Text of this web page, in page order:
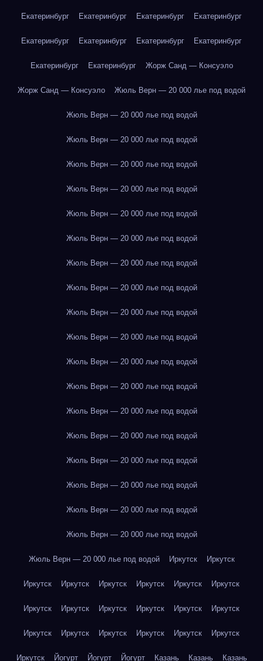
Екатеринбург Екатеринбург Екатеринбург Екатеринбург
Екатеринбург Екатеринбург Екатеринбург Екатеринбург
Екатеринбург Екатеринбург Жорж Санд — Консуэло
Жорж Санд — Консуэло Жюль Верн — 20 000 лье под водой
Жюль Верн — 20 000 лье под водой
Жюль Верн — 20 000 лье под водой
Жюль Верн — 20 000 лье под водой
Жюль Верн — 20 000 лье под водой
Жюль Верн — 20 000 лье под водой
Жюль Верн — 20 000 лье под водой
Жюль Верн — 20 000 лье под водой
Жюль Верн — 20 000 лье под водой
Жюль Верн — 20 000 лье под водой
Жюль Верн — 20 000 лье под водой
Жюль Верн — 20 000 лье под водой
Жюль Верн — 20 000 лье под водой
Жюль Верн — 20 000 лье под водой
Жюль Верн — 20 000 лье под водой
Жюль Верн — 20 000 лье под водой
Жюль Верн — 20 000 лье под водой
Жюль Верн — 20 000 лье под водой
Жюль Верн — 20 000 лье под водой
Жюль Верн — 20 000 лье под водой Иркутск Иркутск
Иркутск Иркутск Иркутск Иркутск Иркутск Иркутск
Иркутск Иркутск Иркутск Иркутск Иркутск Иркутск
Иркутск Иркутск Иркутск Иркутск Иркутск Иркутск
Иркутск Йогурт Йогурт Йогурт Казань Казань Казань